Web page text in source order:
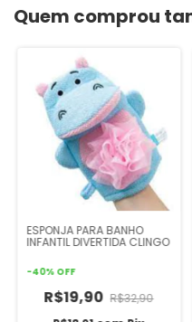
Quem comprou
ESPONJA PARA BANHO
INFANTIL DIVERTIDA CLINGO
-40% OFF
R$19,90 R$32,90